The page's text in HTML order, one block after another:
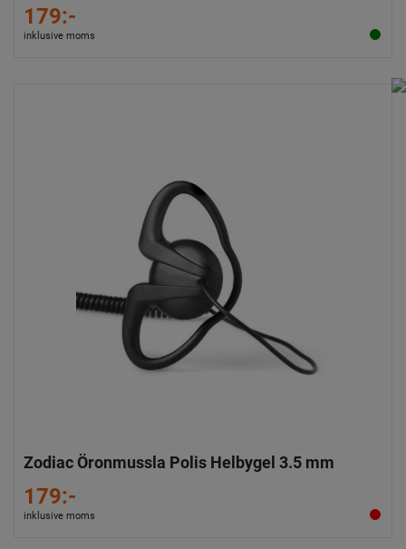
179:-
inklusive moms
Zodiac Öronmussla Polis Helbygel 3.5 mm
179:-
inklusive moms